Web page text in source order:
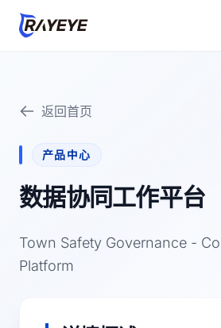
返回首页
产品中心
数据协同工作平台
Town Safety Governance -
Platform